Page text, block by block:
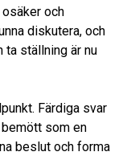
och
diskutera, och
ta ställning är nu
Färdiga svar
som en
beslut och forma